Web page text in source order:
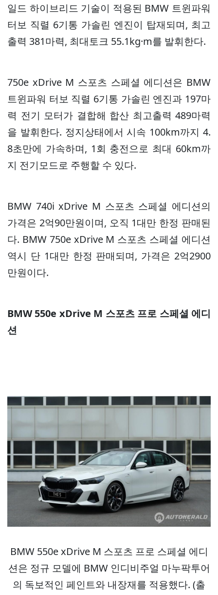
일드 하이브리드 기술이 적용된 BMW 트윈파워
터보 직렬 6기통 가솔린 엔진이 탑재되며, 최고
출력 381마력, 최대토크 55.1kg·m를 발휘한다.
750e xDrive M 스포츠 스페셜 에디션은 BMW
트윈파워 터보 직렬 6기통 가솔린 엔진과 197마
력 전기 모터가 결합해 합산 최고출력 489마력
을 발휘한다. 정지상태에서 시속 100km까지 4.
8초만에 가속하며, 1회 충전으로 최대 60km까
지 전기모드로 주행할 수 있다.
BMW 740i xDrive M 스포츠 스페셜 에디션의
가격은 2억90만원이며, 오직 1대만 한정 판매된
다. BMW 750e xDrive M 스포츠 스페셜 에디션
역시 단 1대만 한정 판매되며, 가격은 2억2900
만원이다.
BMW 550e xDrive M 스포츠 프로 스페셜 에디
션
BMW 550e xDrive M 스포츠 프로 스페셜 에디
션은 정규 모델에 BMW 인디비주얼 마누팍투어
의 독보적인 페인트와 내장재를 적용했다. (출